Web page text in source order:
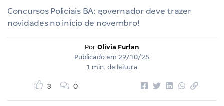
Concursos Policiais BA: governador deve trazer
novidades no início de novembro!
Por Olivia Furlan
Publicado em 29/10/25
1 min. de leitura
3 0